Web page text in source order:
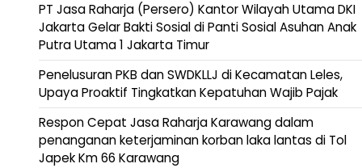
PT Jasa Raharja (Persero) Kantor Wilayah Utama DKI
Jakarta Gelar Bakti Sosial di Panti Sosial Asuhan Anak
Putra Utama 1 Jakarta Timur
Penelusuran PKB dan SWDKLLJ di Kecamatan Leles,
Upaya Proaktif Tingkatkan Kepatuhan Wajib Pajak
Respon Cepat Jasa Raharja Karawang dalam
penanganan keterjaminan korban laka lantas di Tol
Japek Km 66 Karawang